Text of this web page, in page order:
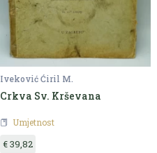
Iveković Ćiril M.
Crkva Sv. Krševana
Umjetnost
€ 39,82